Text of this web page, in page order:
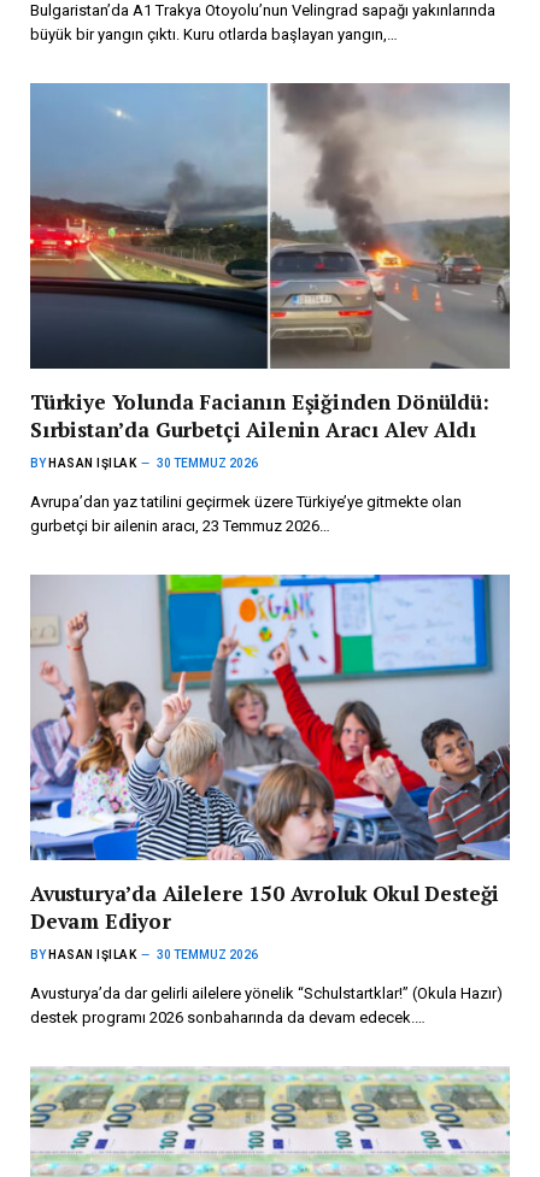
Bulgaristan’da A1 Trakya Otoyolu’nun Velingrad sapağı yakınlarında
büyük bir yangın çıktı. Kuru otlarda başlayan yangın,…
Türkiye Yolunda Facianın Eşiğinden Dönüldü:
Sırbistan’da Gurbetçi Ailenin Aracı Alev Aldı
BY HASAN IŞILAK 30 TEMMUZ 2026
Avrupa’dan yaz tatilini geçirmek üzere Türkiye’ye gitmekte olan
gurbetçi bir ailenin aracı, 23 Temmuz 2026…
Avusturya’da Ailelere 150 Avroluk Okul Desteği
Devam Ediyor
BY HASAN IŞILAK 30 TEMMUZ 2026
Avusturya’da dar gelirli ailelere yönelik “Schulstartklar!” (Okula Hazır)
destek programı 2026 sonbaharında da devam edecek.…